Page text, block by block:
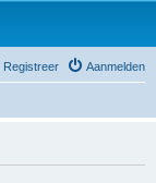
Aanmelden
Registreer